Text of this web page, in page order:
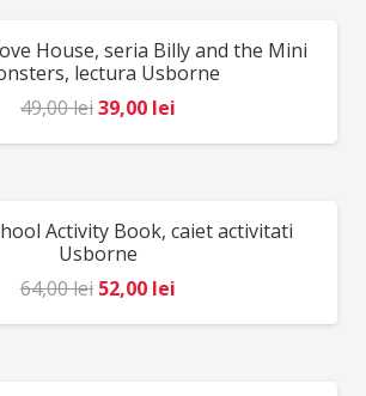
Franța Constelatii – descarca aici
House, seria Billy and the Mini
lectura Usborne
49,00leiPrețul
inițial
49,00 lei.
39,00 lei
curent
Activity Book, caiet activitati
Usborne
64,00lei Prețul
inițial
52,00 lei
curent